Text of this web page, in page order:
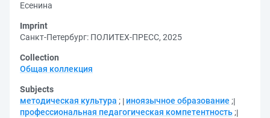
Есенина
Imprint
Санкт-Петербург: ПОЛИТЕХ-ПРЕСС, 2025
Collection
Общая коллекция
Subjects
методическая культура ; иноязычное образование ;
профессиональная педагогическая компетентность ;